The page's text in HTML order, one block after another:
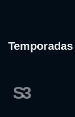
Temporadas
S3